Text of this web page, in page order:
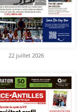
22 juillet 2026